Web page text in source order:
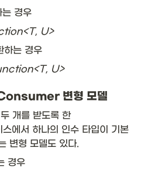
경우
U>
는 경우
U>
변형 모델
개를 받도록 한
서 하나의 인수 타입이 기본
변형 모델도 있다.
경우